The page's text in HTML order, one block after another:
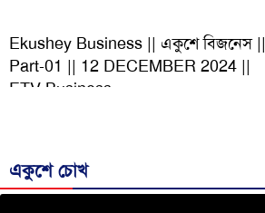
Ekushey Business || একুশে বিজনেস ||
Part-01 || 12 DECEMBER 2024 ||
ETV Business
একুশে চোখ